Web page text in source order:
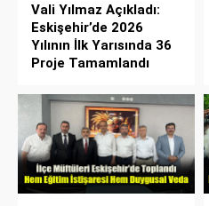
Vali Yılmaz Açıkladı:
Eskişehir’de 2026
Yılının İlk Yarısında 36
Proje Tamamlandı